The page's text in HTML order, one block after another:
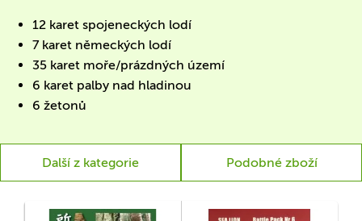
12 karet spojeneckých lodí
7 karet německých lodí
35 karet moře/prázdných území
6 karet palby nad hladinou
6 žetonů
Další z kategorie Podobné zboží